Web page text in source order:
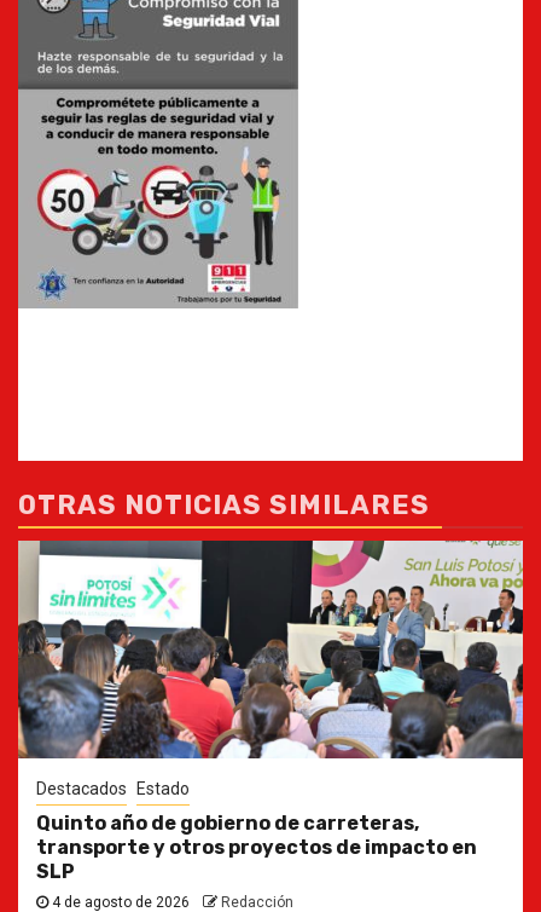
OTRAS NOTICIAS SIMILARES
Destacados Estado
Quinto año de gobierno de carreteras,
transporte y otros proyectos de impacto en
SLP
4 de agosto de 2026 Redacción